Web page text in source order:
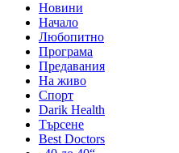
Новини
Начало
Любопитно
Програма
Предавания
На живо
Спорт
Darik Health
Търсене
Best Doctors